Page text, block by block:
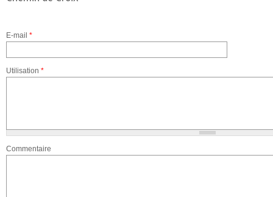
E-mail *
Utilisation *
Commentaire